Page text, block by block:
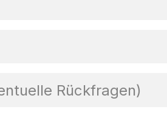
Rückfragen)